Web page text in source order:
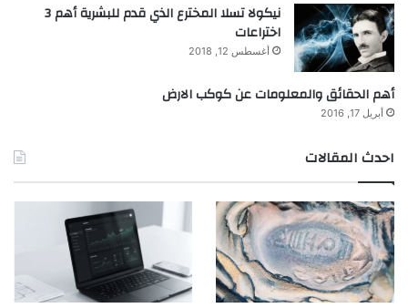
نيكولا تسلا المخترع الذي قدم للبشرية أهم 3
اختراعات
أغسطس 12, 2018
أهم الحقائق والمعلومات عن كوكب الارض
أبريل 17, 2016
احدث المقالات